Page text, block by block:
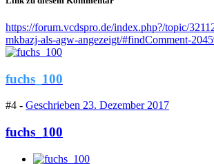
https://forum.vcdspro.de/index.php?/topic/
mkbazj-als-agw-angezeigt/#findComment-
fuchs_100
#4 - Geschrieben 23. Dezember 2017
fuchs_100